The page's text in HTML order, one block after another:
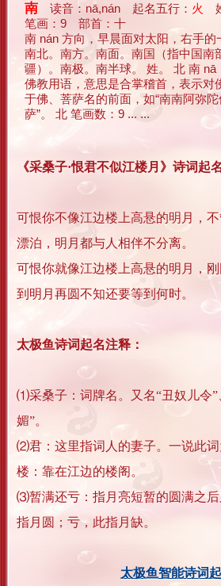
南 读音：nā,nán 起名五行： 火
笔画：9 部首：十
南 nán 方向，早晨面对太阳，右手的
南北。南方。南面。南国（指中国南
疆）。南极。南半球。 姓。 北 南 nā
佛教用语，意思是合掌稽首，表示对
于佛、菩萨名的前面，如“南南阿弥陀
萨”。 北 笔画数：9 ... ...
《采桑子·恨君不似江楼月》诗词起
可恨你不像江边楼上高悬的明月，
漂泊，明月都与人相伴不分离。
可恨你就像江边楼上高悬的明月，
到明月再圆不知还要等到何时。
太极鱼诗词起名注释：
⑴采桑子：词牌名。又名“丑奴儿令”
媚”。
⑵君：这里指词人的妻子。一说此
楼：靠在江边的楼阁。
⑶暂满还亏：指月亮短暂的圆满之
指月圆；亏，此指月缺。
太极鱼智能诗词